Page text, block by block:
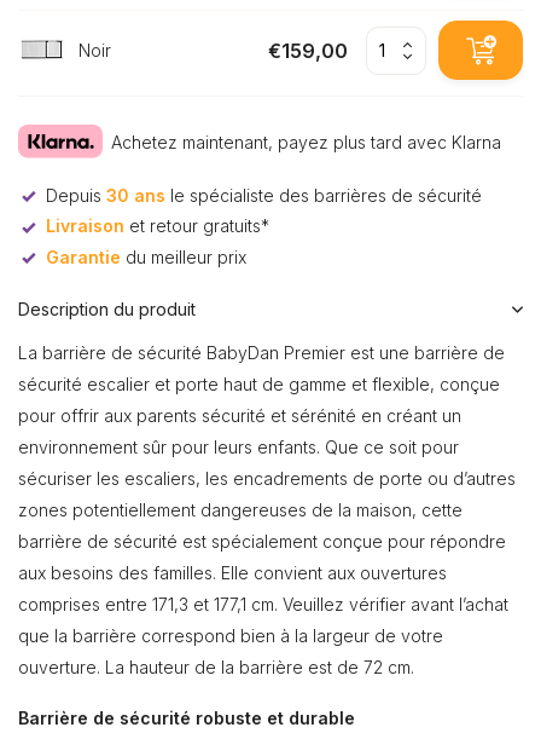
Noir €159,00
Achetez maintenant, payez plus tard avec Klarna
Depuis 30 ans le spécialiste des barrières de sécurité
Livraison et retour gratuits*
Garantie du meilleur prix
Description du produit
La barrière de sécurité BabyDan Premier est une barrière de
sécurité escalier et porte haut de gamme et flexible, conçue
pour offrir aux parents sécurité et sérénité en créant un
environnement sûr pour leurs enfants. Que ce soit pour
sécuriser les escaliers, les encadrements de porte ou d’autres
zones potentiellement dangereuses de la maison, cette
barrière de sécurité est spécialement conçue pour répondre
aux besoins des familles. Elle convient aux ouvertures
comprises entre 171,3 et 177,1 cm. Veuillez vérifier avant l’achat
que la barrière correspond bien à la largeur de votre
ouverture. La hauteur de la barrière est de 72 cm.
Barrière de sécurité robuste et durable